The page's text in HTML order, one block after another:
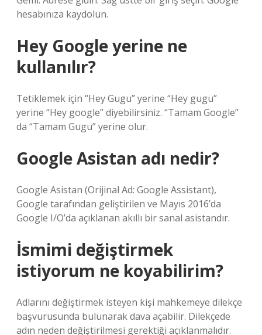
hesabınıza kaydolun.
Hey Google yerine ne
kullanılır?
Tetiklemek için “Hey Gugu” yerine “Hey gugu”
yerine “Hey google” diyebilirsiniz. “Tamam Google”
da “Tamam Gugu” yerine olur.
Google Asistan adı nedir?
Google Asistan (Orijinal Ad: Google Assistant),
Google tarafından geliştirilen ve Mayıs 2016’da
Google I/O’da açıklanan akıllı bir sanal asistandır.
İsmimi değiştirmek
istiyorum ne koyabilirim?
Adlarını değiştirmek isteyen kişi mahkemeye dilekçe
başvurusunda bulunarak dava açabilir. Dilekçede
adın neden değiştirilmesi gerektiği açıklanmalıdır.